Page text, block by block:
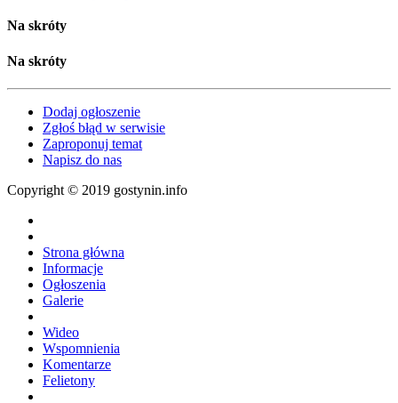
Na skróty
Na skróty
Dodaj ogłoszenie
Zgłoś błąd w serwisie
Zaproponuj temat
Napisz do nas
Copyright © 2019 gostynin.info
Strona główna
Informacje
Ogłoszenia
Galerie
Wideo
Wspomnienia
Komentarze
Felietony